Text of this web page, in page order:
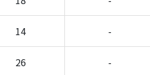
14 -
26 -